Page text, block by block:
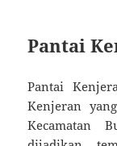
Pantai
Pantai
Kenjeran
Kecamatan